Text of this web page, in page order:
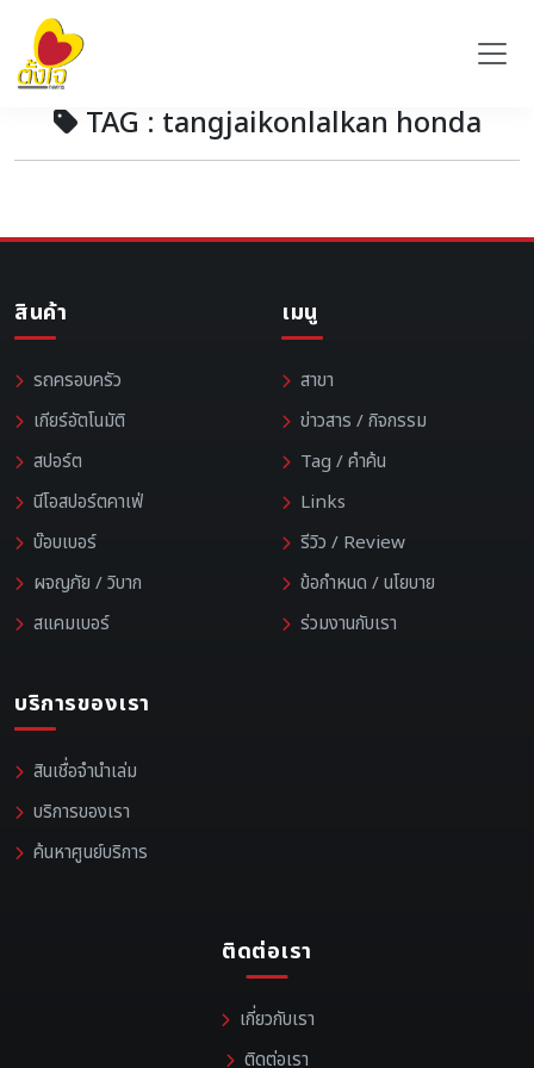
TAG : tangjaikonlalkan honda
สินค้า
รถครอบครัว
เกียร์อัตโนมัติ
สปอร์ต
นีโอสปอร์ตคาเฟ่
บ๊อบเบอร์
ผจญภัย / วิบาก
สแคมเบอร์
เมนู
สาขา
ข่าวสาร / กิจกรรม
Tag / คำค้น
Links
รีวิว / Review
ข้อกำหนด / นโยบาย
ร่วมงานกับเรา
บริการของเรา
สินเชื่อจำนำเล่ม
บริการของเรา
ค้นหาศูนย์บริการ
ติดต่อเรา
เกี่ยวกับเรา
ติดต่อเรา